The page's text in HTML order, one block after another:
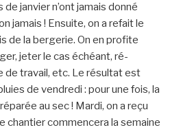
janvier n’ont jamais donné
jamais ! Ensuite, on a refait le
de la bergerie. On en profite
jeter le cas échéant, ré-
de travail, etc. Le résultat est
de vendredi : pour une fois, la
au sec ! Mardi, on a reçu
chantier commencera la semaine